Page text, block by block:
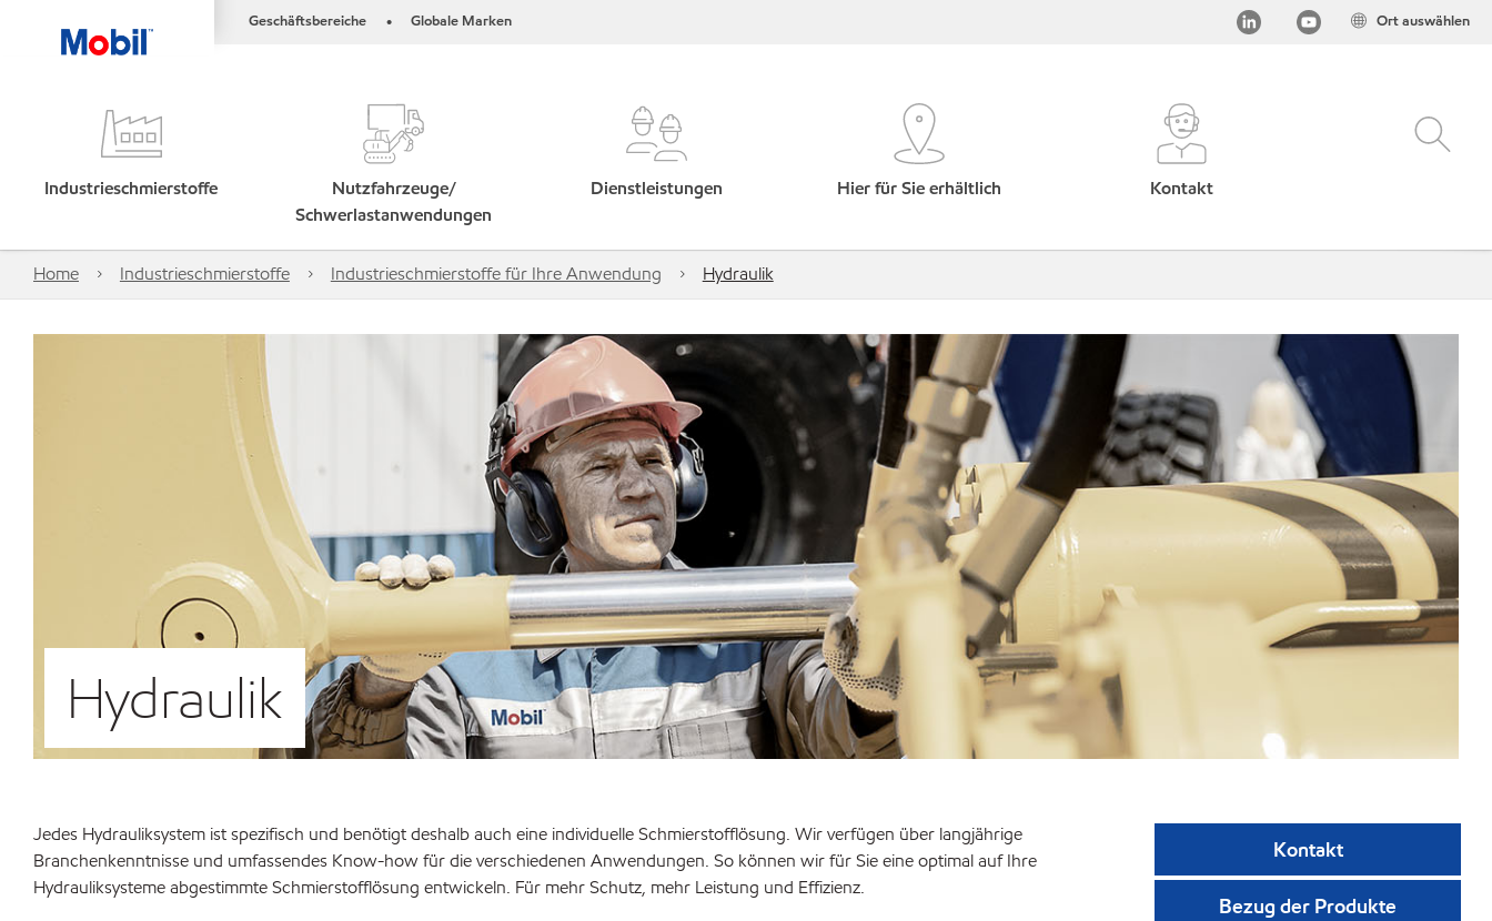
Geschäftsbereiche • Globale Marken Ort auswählen
Industrieschmierstoffe
Nutzfahrzeuge/
Schwerlastanwendungen
Dienstleistungen Hier für Sie erhältlich Kontakt
Home Industrieschmierstoffe Industrieschmierstoffe für Ihre Anwendung Hydraulik
Hydraulik
Jedes Hydrauliksystem ist spezifisch und benötigt deshalb auch eine individuelle Schmierstofflösung. Wir verfügen über langjährige
Branchenkenntnisse und umfassendes Know-how für die verschiedenen Anwendungen. So können wir für Sie eine optimal auf Ihre
Hydrauliksysteme abgestimmte Schmierstofflösung entwickeln. Für mehr Schutz, mehr Leistung und Effizienz.
Kontakt
Bezug der Produkte